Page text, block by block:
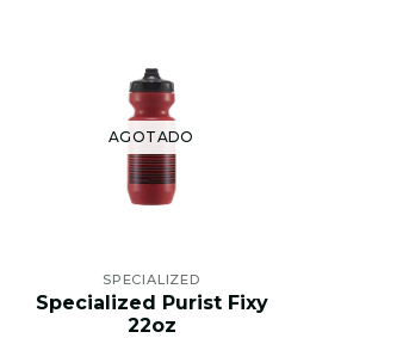
AGOTADO
SPECIALIZED
Specialized Purist Fixy
22oz